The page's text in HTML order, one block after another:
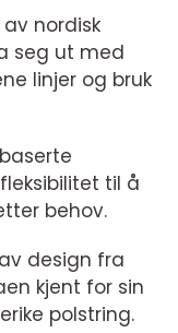
nordisk
seg ut med
linjer og bruk
til å
behov.
design fra
kjent for sin
polstring.